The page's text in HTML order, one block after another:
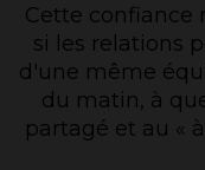
Cette confiance
si les relations
d'une même
du matin, à
partagé et au «